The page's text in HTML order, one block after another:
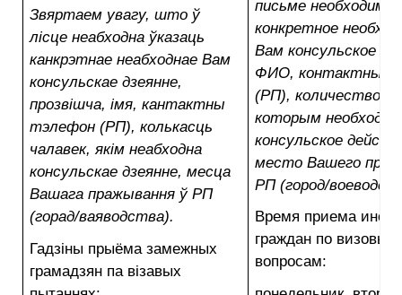
Звяртаем увагу, што ў
лісце неабходна ўказаць
канкрэтнае неабходнае Вам
консульскае дзеянне,
прозвішча, імя, кантактны
тэлефон (РП), колькасць
чалавек, якім неабходна
консульскае дзеянне, месца
Вашага пражывання ў РП
(горад/ваяводства).
Гадзіны прыёма замежных
грамадзян па візавых
письме необходимо
конкретное
Вам консульское
ФИО, контактный
(РП), количество
которым
консульское
место Вашего
РП (город/
Время приема
граждан по визовым
вопросам: